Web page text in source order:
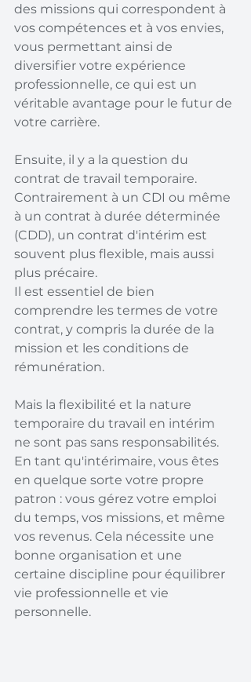
des missions qui correspondent à
vos compétences et à vos envies,
vous permettant ainsi de
diversifier votre expérience
professionnelle, ce qui est un
véritable avantage pour le futur de
votre carrière.
Ensuite, il y a la question du
contrat de travail temporaire.
Contrairement à un CDI ou même
à un contrat à durée déterminée
(CDD), un contrat d'intérim est
souvent plus flexible, mais aussi
plus précaire.
Il est essentiel de bien
comprendre les termes de votre
contrat, y compris la durée de la
mission et les conditions de
rémunération.
Mais la flexibilité et la nature
temporaire du travail en intérim
ne sont pas sans responsabilités.
En tant qu'intérimaire, vous êtes
en quelque sorte votre propre
patron : vous gérez votre emploi
du temps, vos missions, et même
vos revenus. Cela nécessite une
bonne organisation et une
certaine discipline pour équilibrer
vie professionnelle et vie
personnelle.